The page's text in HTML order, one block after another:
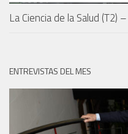
La Ciencia de la Salud (T2)
ENTREVISTAS DEL MES